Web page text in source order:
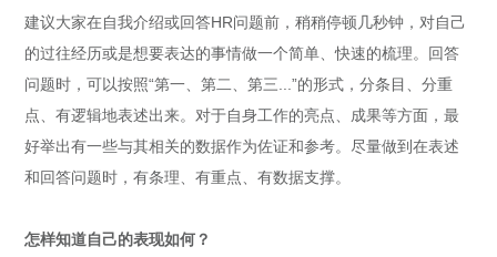
建议大家在自我介绍或回答HR问题前，稍稍停顿几秒钟，对自己
的过往经历或是想要表达的事情做一个简单、快速的梳理。回答
问题时，可以按照“第一、第二、第三...”的形式，分条目、分重
点、有逻辑地表述出来。对于自身工作的亮点、成果等方面，最
好举出有一些与其相关的数据作为佐证和参考。尽量做到在表述
和回答问题时，有条理、有重点、有数据支撑。
怎样知道自己的表现如何？